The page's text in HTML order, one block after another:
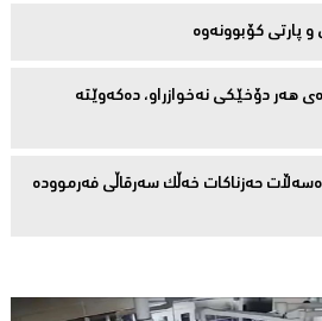
پارتی كۆبوونه‌وه‌
هەر دۆخێکی نەخوازراو، دەكەوێتە
حەزناکات خەڵک سەرقاڵى فەرموودە